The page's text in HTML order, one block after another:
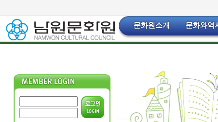
문화원소개 문화와역